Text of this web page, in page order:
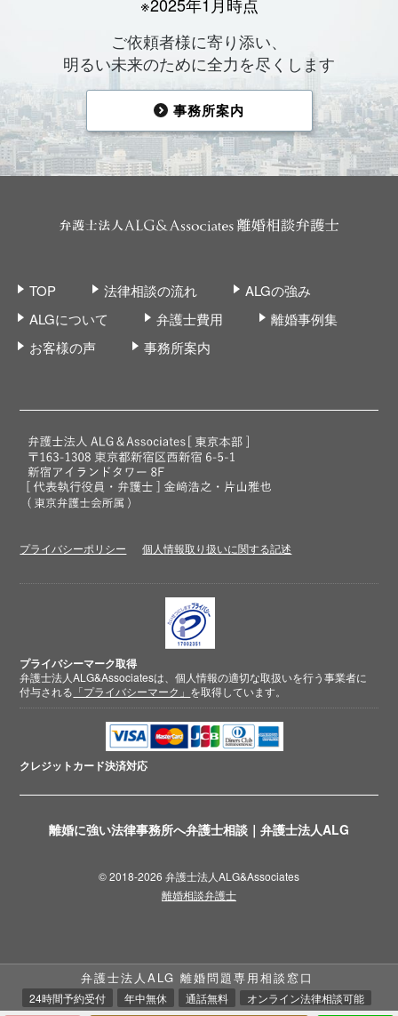
離婚に強い法律事務所へ弁護士相談｜弁護士法人ALG
ご依頼者様に寄り添い、
明るい未来のために全力を尽くします
事務所案内
TOP 法律相談の流れ
ALGの強み
ALGについて
弁護士費用
離婚事例集
お客様の声
事務所案内
プライバシーポリシー 個人情報取り扱いに関する記述
プライバシーマーク取得
弁護士法人ALG&Associatesは、個人情報の適切な取扱いを行う事業者に
付与される 「プライバシーマーク」 を取得しています。
クレジットカード決済対応
© 2018-2026 弁護士法人ALG&Associates
離婚相談弁護士
弁護士法人ALG 離婚問題専用相談窓口
24時間予約受付 年中無休 通話無料 オンライン法律相談可能